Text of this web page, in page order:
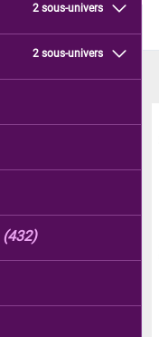
2 sous-univers
2 sous-univers
(432)